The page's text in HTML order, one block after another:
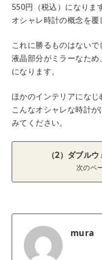
550円（税込）になります
オシャレ時計の概念を覆
これに勝るものはないで
液晶部分がミラーなた
になります。
ほかのインテリアになじ
こんなオシャレな時計
みてください。
（2）ダブル
次のペ
mura